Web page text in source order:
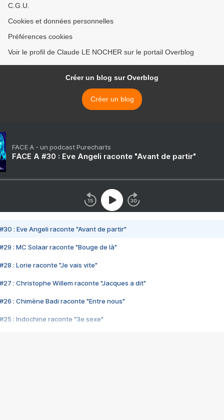
C.G.U.
Cookies et données personnelles
Préférences cookies
Voir le profil de Claude LE NOCHER sur le portail Overblog
Créer un blog sur Overblog
Créer un blog
FACE A - un podcast Purecharts
FACE A #30 : Eve Angeli raconte "Avant de partir"
#30 : Eve Angeli raconte "Avant de partir"
#29 : MC Solaar raconte "Bouge de là"
#28 : Lorie raconte "Je vais vite"
#27 : Christophe Willem raconte "Jacques a dit"
#26 : Chimène Badi raconte "Entre nous"
#25 : Indochine raconte "3e sexe"